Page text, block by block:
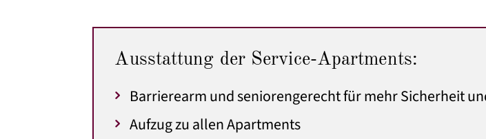
Ausstattung der Service-Apartments:
Barrierearm und seniorengerecht für mehr Sicherheit
Aufzug zu allen Apartments